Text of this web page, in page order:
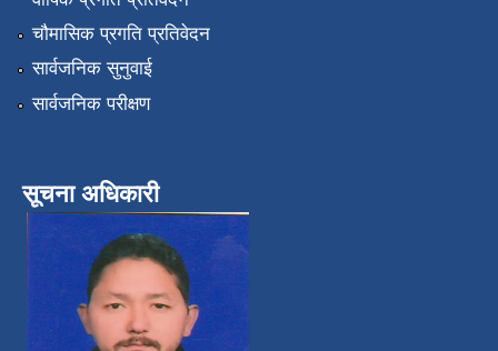
चौमासिक प्रगति प्रतिवेदन
सार्वजनिक सुनुवाई
सार्वजनिक परीक्षण
सूचना अधिकारी